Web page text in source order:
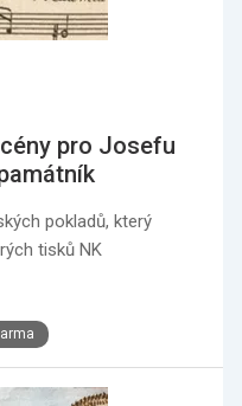
pro Josefu
pokladů, který
tisků NK